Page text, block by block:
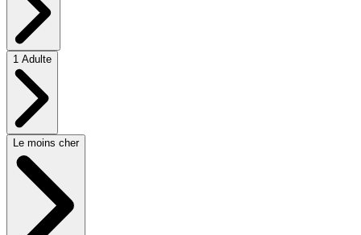
1 Adulte
Le moins cher